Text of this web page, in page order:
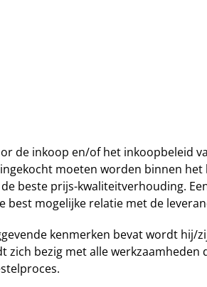
de inkoop en/of het inkoopbeleid
moeten worden binnen
beste prijs-kwaliteitverhouding.
best mogelijke relatie met de
kenmerken bevat wordt
bezig met alle